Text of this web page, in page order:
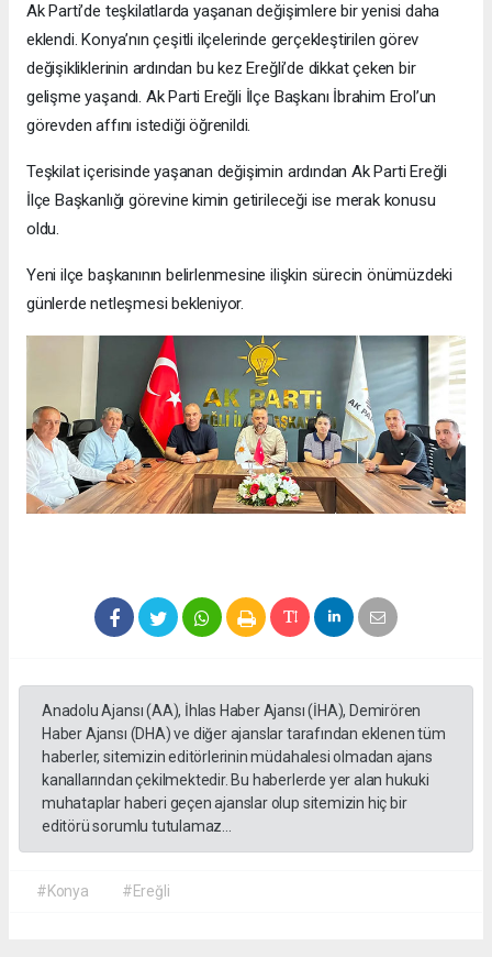
Ak Parti’de teşkilatlarda yaşanan değişimlere bir yenisi daha
eklendi. Konya’nın çeşitli ilçelerinde gerçekleştirilen görev
değişikliklerinin ardından bu kez Ereğli’de dikkat çeken bir
gelişme yaşandı. Ak Parti Ereğli İlçe Başkanı İbrahim Erol’un
görevden affını istediği öğrenildi.
Teşkilat içerisinde yaşanan değişimin ardından Ak Parti Ereğli
İlçe Başkanlığı görevine kimin getirileceği ise merak konusu
oldu.
Yeni ilçe başkanının belirlenmesine ilişkin sürecin önümüzdeki
günlerde netleşmesi bekleniyor.
Anadolu Ajansı (AA), İhlas Haber Ajansı (İHA), Demirören
Haber Ajansı (DHA) ve diğer ajanslar tarafından eklenen tüm
haberler, sitemizin editörlerinin müdahalesi olmadan ajans
kanallarından çekilmektedir. Bu haberlerde yer alan hukuki
muhataplar haberi geçen ajanslar olup sitemizin hiç bir
editörü sorumlu tutulamaz...
#Konya #Ereğli